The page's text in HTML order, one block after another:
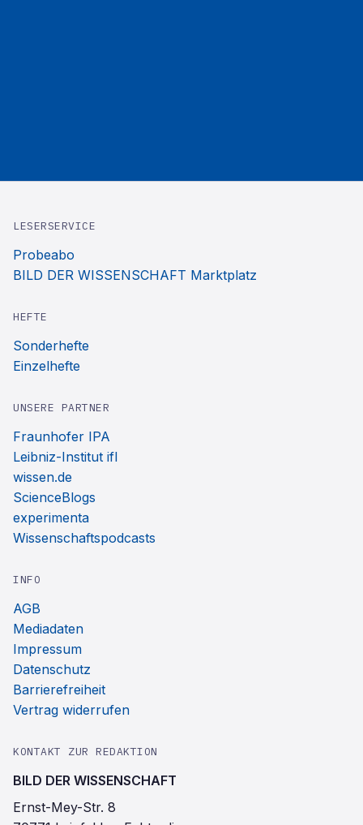
LESERSERVICE
Probeabo
BILD DER WISSENSCHAFT Marktplatz
HEFTE
Sonderhefte
Einzelhefte
UNSERE PARTNER
Fraunhofer IPA
Leibniz-Institut ifl
wissen.de
ScienceBlogs
experimenta
Wissenschaftspodcasts
INFO
AGB
Mediadaten
Impressum
Datenschutz
Barrierefreiheit
Vertrag widerrufen
KONTAKT ZUR REDAKTION
BILD DER WISSENSCHAFT
Ernst-Mey-Str. 8